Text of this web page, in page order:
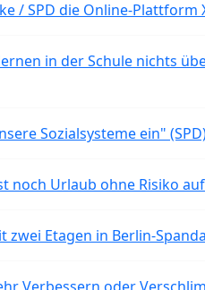
/ SPD die Online-Plattform
in der Schule nichts
Sozialsysteme ein"
noch Urlaub ohne Risiko
zwei Etagen in Berlin-